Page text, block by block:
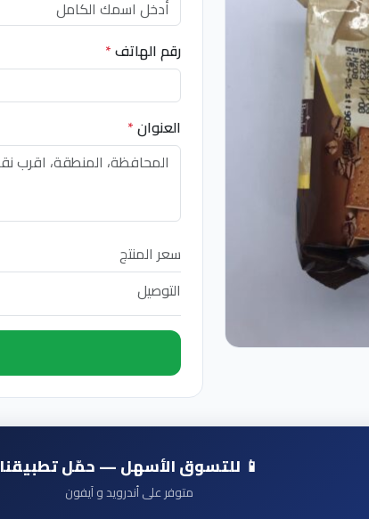
رقم الهاتف*
العنوان*
سعر المنتج
التوصيل
📱 للتسوق الأسهل — حمّل تطبيقنا
متوفر على أندرويد و آيفون